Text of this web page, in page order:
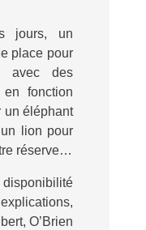
jours, un
place pour
avec des
en fonction
un éléphant
lion pour
réserve…
disponibilité
O’Brien